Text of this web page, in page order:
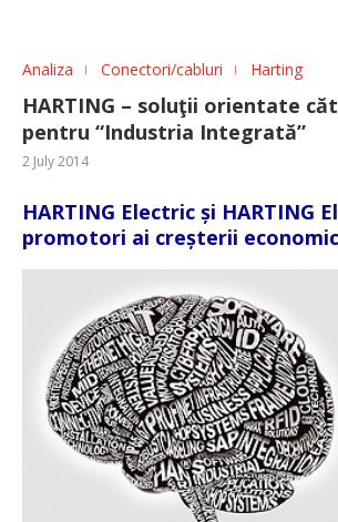
Analiza Conectori/cabluri Harting
HARTING – soluţii orientate
pentru “Industria Integrată”
2 July 2014
HARTING Electric și HARTING
promotori ai creșterii